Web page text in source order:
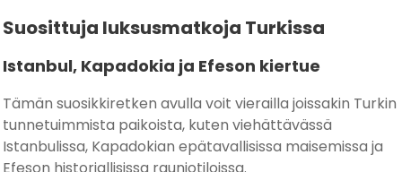
Suosittuja luksusmatkoja Turkissa
Istanbul, Kapadokia ja Efeson kiertue
Tämän suosikkiretken avulla voit vierailla joissakin Turkin
tunnetuimmista paikoista, kuten viehättävässä
Istanbulissa, Kapadokian epätavallisissa maisemissa ja